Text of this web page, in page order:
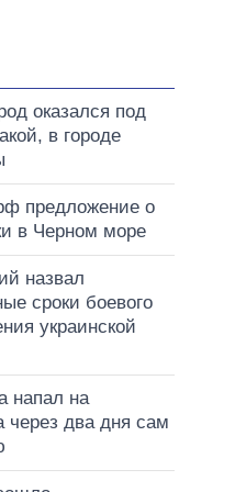
оказался под
в городе
предложение о
в Черном море
назвал
сроки боевого
украинской
напал на
через два дня сам